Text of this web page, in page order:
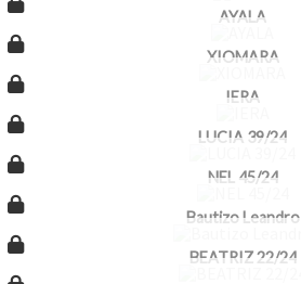
AYALA
XIOMARA
IERA
LUCIA 39/24
NEL 45/24
Bautizo Leandro
BEATRIZ 22/24